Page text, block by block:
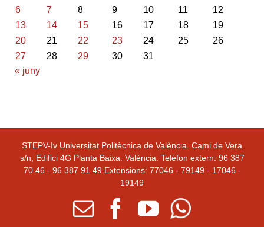
6
7 8 9 10 11
12
13
14 15 16 17 18
19
20
21 22 23 24 25
26
27
28 29 30
31
« juny
STEPV-Iv Universitat Politècnica de València. Cami de Vera
s/n, Edifici 4G Planta Baixa. València. Telèfon extern: 96 387
70 46 - 96 387 91 49 Extensions: 77046 - 79149 - 17046 -
19149
Emailfacebook
youtube
Whatsapp